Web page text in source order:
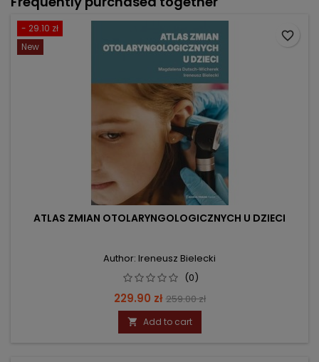
- 29.10 zł
New
ATLAS ZMIAN OTOLARYNGOLOGICZNYCH U DZIECI
Author: Ireneusz Bielecki
(0)
Price
229.90 zł Regular
price
259.00 zł
 Add to cart
favorite_border